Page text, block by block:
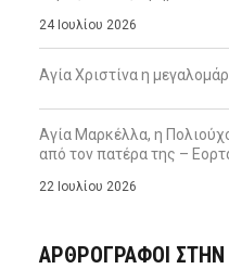
24 Ιουλίου 2026
Αγία Χριστίνα η
Αγία Μαρκέλλα, η
από τον πατέρα της –
22 Ιουλίου 2026
ΑΡΘΡΟΓΡΑΦΟΙ